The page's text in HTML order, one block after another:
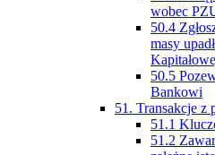
wobec
50.4
masy
50.5
Bankowi
51. Transakcje z
51.1
51.2